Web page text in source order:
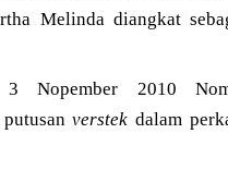
Melinda diangkat
3 Nopember 2010
putusanverstek dalam